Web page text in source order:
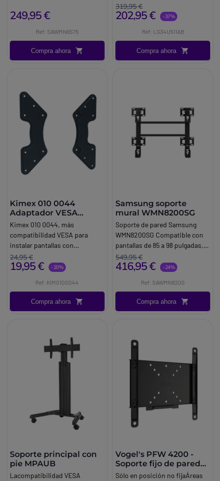
sujeción estable para sus
para instalación en
orientación horizontal.
249,95 €
Ref: SAWMN6575
Compra ahora
USB-C y montaje VESA para
productividad profesional.
319,95 €
202,95 € -37%
Ref: LG34U511AB
Compra ahora
Kimex 010 0044
Adaptador VESA
200x200 400x400
Kimex 010 0044, más
compatibilidad VESA para
instalar pantallas con
seguridad. Amplía la
compatibilidad entre pantalla y
24,95 €
19,95 € -20%
Ref: KIM0100044
Compra ahora
Samsung soporte
mural WMN8200SG
Soporte de pared Samsung
WMN8200SG Compatible con
pantallas de 85 a 98 pulgadas,
este soporte garantiza una
fijación estable de sus
únicamente al montaje en
horizontal, este accesorio
VESA en 600x400 mm.
549,95 €
416,95 € -24%
Ref: SAWMN8200
Compra ahora
Soporte principal con
pie MPAUB
Lacompatibilidad VESA
Vogel's PFW 4200 -
Soporte fijo de pared
para TV
Sólo en posición no fijaÁreas